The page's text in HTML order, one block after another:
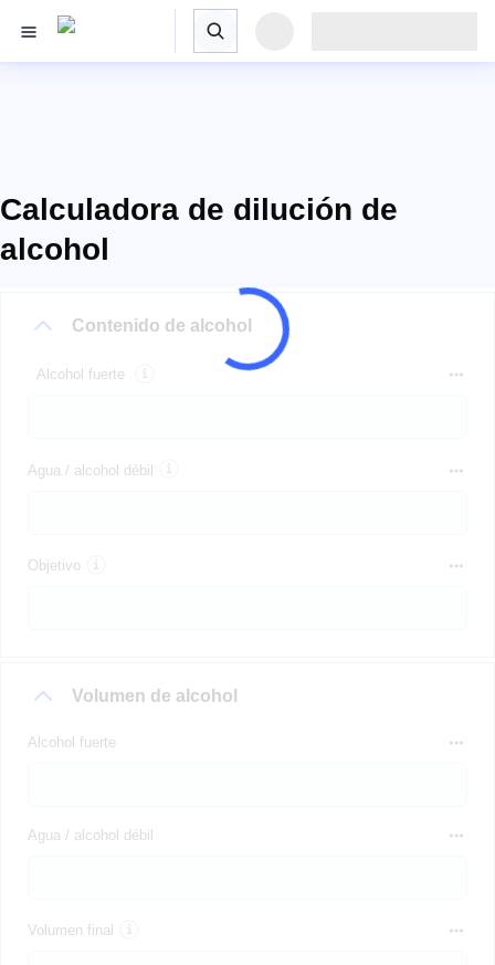
Calculadora de dilución de
alcohol
Contenido de alcohol
Alcohol fuerte
Agua / alcohol débil
Objetivo
Volumen de alcohol
Alcohol fuerte
Agua / alcohol débil
Volumen final